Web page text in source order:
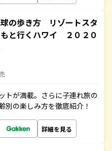
の歩き方 リゾートスタ
と行くハワイ ２０２０
トが満載。さらに子連れ旅の
別の楽しみ方を徹底紹介！
詳細を見る